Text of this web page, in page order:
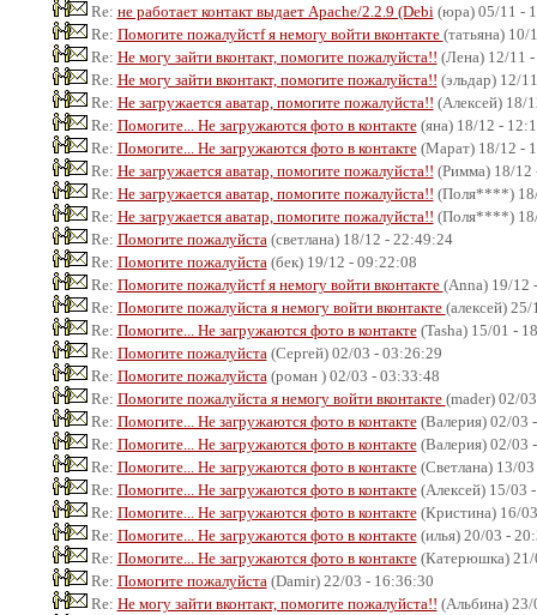
Re: не работает контакт выдает Apache/2.2.9 (Debi (юра) 05/11 -
Re: Помогите пожалуйстf я немогу войти вконтакте (татьяна)
Re: Не могу зайти вконтакт, помогите пожалуйста!! (Лена) 12/11
Re: Не могу зайти вконтакт, помогите пожалуйста!! (эльдар) 12/
Re: Не загружается аватар, помогите пожалуйста!! (Алексей) 18/
Re: Помогите... Не загружаются фото в контакте(яна) 18/12 -
Re: Помогите... Не загружаются фото в контакте(Марат) 18/12 -
Re: Не загружается аватар, помогите пожалуйста!! (Римма) 18/12
Re: Не загружается аватар, помогите пожалуйста!! (Поля****)
Re: Не загружается аватар, помогите пожалуйста!! (Поля****)
Re: Помогите пожалуйста (светлана) 18/12 - 22:49:24
Re: Помогите пожалуйста (бек) 19/12 - 09:22:08
Re: Помогите пожалуйстf я немогу войти вконтакте (Anna) 19/12
Re: Помогите пожалуйста я немогу войти вконтакте (алексей)
Re: Помогите... Не загружаются фото в контакте(Tasha) 15/01 -
Re: Помогите пожалуйста (Сергей) 02/03 - 03:26:29
Re: Помогите пожалуйста (роман ) 02/03 - 03:33:48
Re: Помогите пожалуйста я немогу войти вконтакте (mader) 02/
Re: Помогите... Не загружаются фото в контакте(Валерия) 02/03
Re: Помогите... Не загружаются фото в контакте(Валерия) 02/03
Re: Помогите... Не загружаются фото в контакте(Светлана) 13/
Re: Помогите... Не загружаются фото в контакте(Алексей) 15/03
Re: Помогите... Не загружаются фото в контакте(Кристина) 16/
Re: Помогите... Не загружаются фото в контакте(илья) 20/03 -
Re: Помогите... Не загружаются фото в контакте(Катерюшка) 21/
Re: Помогите пожалуйста (Damir) 22/03 - 16:36:30
Re: Не могу зайти вконтакт, помогите пожалуйста!! (Альбина)